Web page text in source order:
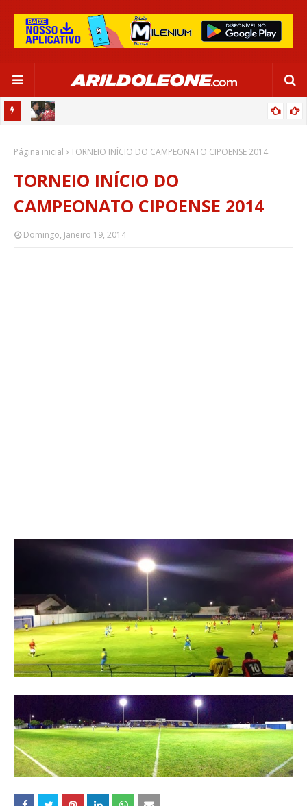
02/06/2024
Página inicial TORNEIO INÍCIO DO CAMPEONATO CIPOENSE 2014
TORNEIO INÍCIO DO
CAMPEONATO CIPOENSE 2014
Domingo, Janeiro 19, 2014